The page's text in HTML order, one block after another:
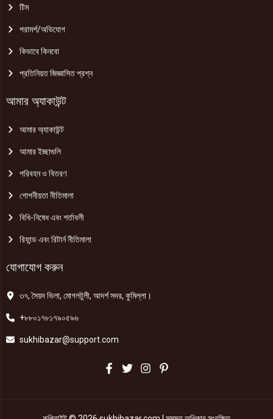
টিম
পরামর্শ/অভিযোগ
কিভাবে কিনবো
প্রতিনিয়ত জিজ্ঞাসিত প্রশ্ন
আমার অ্যাকাউন্ট
আমার অ্যাকাউন্ট
আমার ইচ্ছাগুলি
পরিবহন ও বিতরণ
গোপনীয়তা নীতিমালা
বিধি-নিষেধ এবং শর্তাবলী
রিফান্ড এবং রিটার্ন নীতিমালা
যোগাযোগ করুন
৩৭, সৈয়দ ভিলা, মোগলটুলী, আদর্শ সদর, কুমিল্লা।
+৮৮০১৭৮১৭৯০৫৯৬
sukhibazar@support.com